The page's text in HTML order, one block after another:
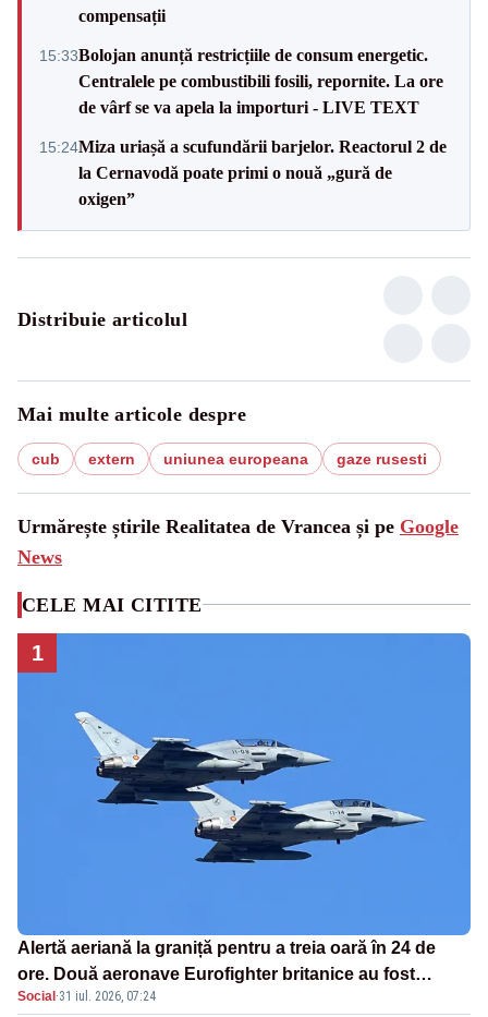
compensații
15:33Bolojan anunță restricțiile de consum energetic.
Centralele pe combustibili fosili, repornite. La ore
de vârf se va apela la importuri - LIVE TEXT
15:24Miza uriașă a scufundării barjelor. Reactorul 2 de
la Cernavodă poate primi o nouă „gură de
oxigen”
Distribuie articolul
Mai multe articole despre
cub extern uniunea europeana gaze rusesti
Urmărește știrile Realitatea de Vrancea și pe Google
News
CELE MAI CITITE
1
Alertă aeriană la graniță pentru a treia oară în 24 de
ore. Două aeronave Eurofighter britanice au fost
ridicate de la sol
Social ·31 iul. 2026, 07:24